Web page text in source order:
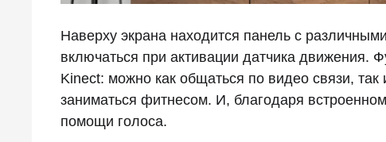
Наверху экрана находится панель с
включаться при активации датчика движения.
Kinect: можно как общаться по видео связи,
заниматься фитнесом. И, благодаря
помощи голоса.